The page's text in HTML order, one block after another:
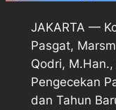
JAKARTA —
Pasgat,
Qodri,
Pengecekan
dan Tahun